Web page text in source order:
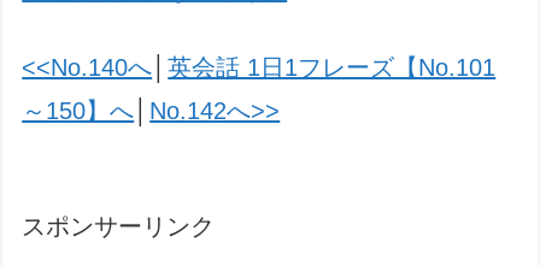
<<No.140へ │英会話 1日1フレーズ【No.101
～150】へ
No.142へ>>
スポンサーリンク